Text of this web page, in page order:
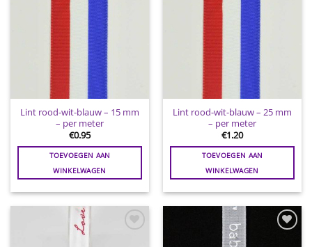
Lint rood-wit-blauw – 15 mm
– per meter
€0.95
TOEVOEGEN AAN
WINKELWAGEN
Lint rood-wit-blauw – 25 mm
– per meter
€1.20
TOEVOEGEN AAN
WINKELWAGEN